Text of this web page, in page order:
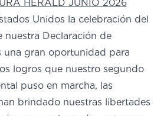
HERALD JUNIO 2026
Unidos la celebración del
nuestra Declaración de
una gran oportunidad para
logros que nuestro segundo
puso en marcha, las
brindado nuestras libertades